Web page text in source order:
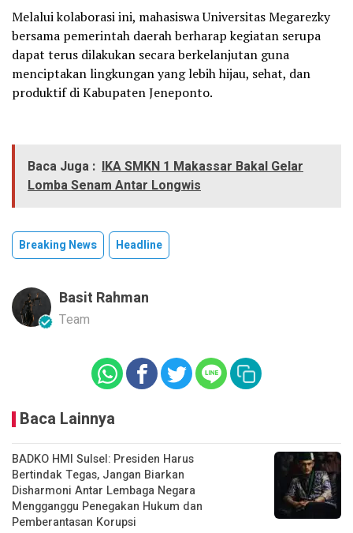
Melalui kolaborasi ini, mahasiswa Universitas Megarezky
bersama pemerintah daerah berharap kegiatan serupa
dapat terus dilakukan secara berkelanjutan guna
menciptakan lingkungan yang lebih hijau, sehat, dan
produktif di Kabupaten Jeneponto.
Baca Juga : IKA SMKN 1 Makassar Bakal Gelar
Lomba Senam Antar Longwis
Breaking News Headline
Basit Rahman
Team
Baca Lainnya
BADKO HMI Sulsel: Presiden Harus
Bertindak Tegas, Jangan Biarkan
Disharmoni Antar Lembaga Negara
Mengganggu Penegakan Hukum dan
Pemberantasan Korupsi